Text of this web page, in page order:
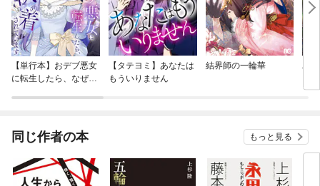
【単行本】おデブ悪女
に転生したら、なぜか
【タテヨミ】あなたは
もういりません
結界師の一輪華
バ
今
同じ作者の本 もっと見る